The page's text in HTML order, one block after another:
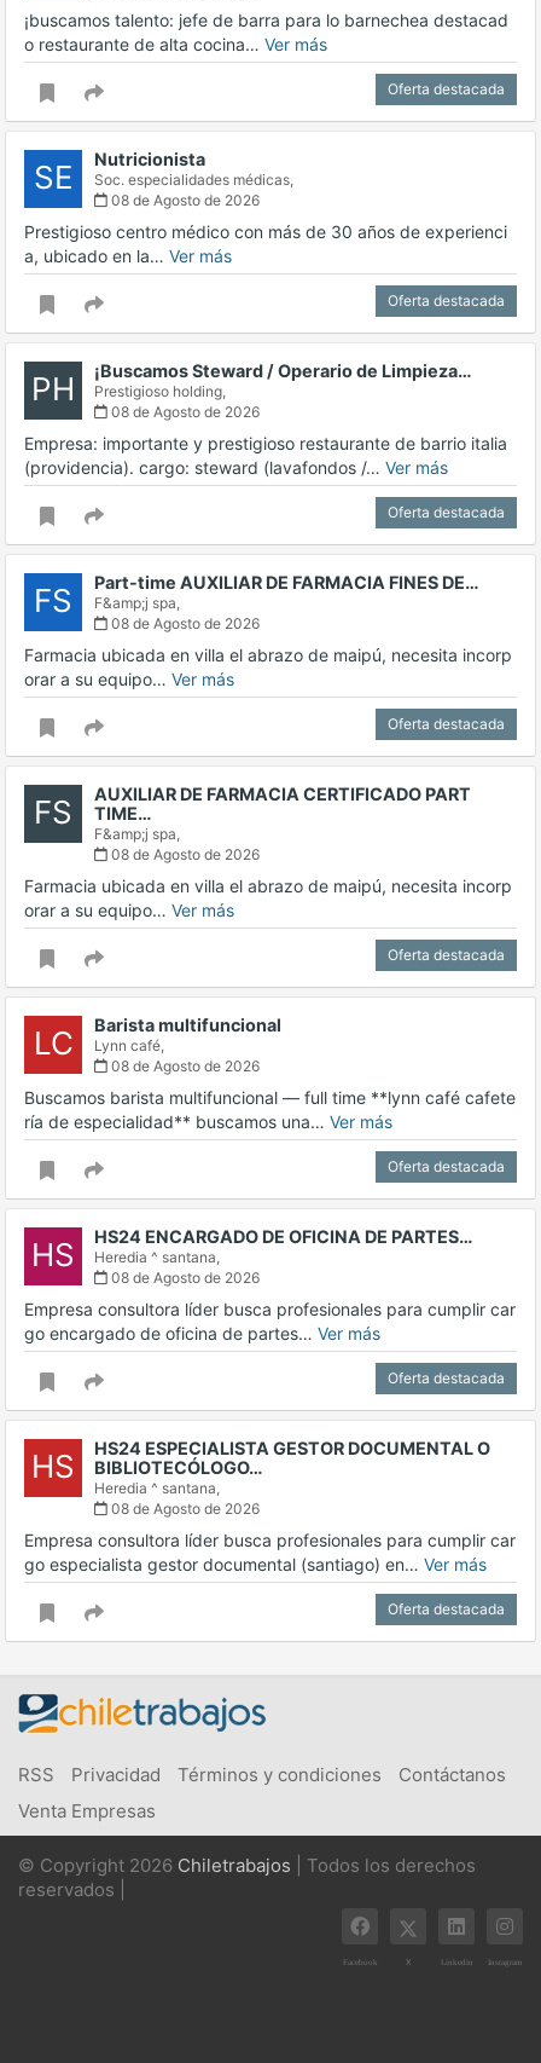
¡buscamos talento: jefe de barra para lo barnechea destacad
o restaurante de alta cocina… Ver más
Oferta destacada
SE Nutricionista
Soc. especialidades médicas,
08 de Agosto de 2026
Prestigioso centro médico con más de 30 años de experienci
a, ubicado en la… Ver más
Oferta destacada
PH ¡Buscamos Steward / Operario de Limpieza…
Prestigioso holding,
08 de Agosto de 2026
Empresa: importante y prestigioso restaurante de barrio italia
(providencia). cargo: steward (lavafondos /… Ver más
Oferta destacada
FS Part-time AUXILIAR DE FARMACIA FINES DE…
F&amp;j spa,
08 de Agosto de 2026
Farmacia ubicada en villa el abrazo de maipú, necesita incorp
orar a su equipo… Ver más
Oferta destacada
FS
AUXILIAR DE FARMACIA CERTIFICADO PART
TIME…
F&amp;j spa,
08 de Agosto de 2026
Farmacia ubicada en villa el abrazo de maipú, necesita incorp
orar a su equipo… Ver más
Oferta destacada
LC Barista multifuncional
Lynn café,
08 de Agosto de 2026
Buscamos barista multifuncional — full time **lynn café cafete
ría de especialidad** buscamos una… Ver más
Oferta destacada
HS HS24 ENCARGADO DE OFICINA DE PARTES…
Heredia ^ santana,
08 de Agosto de 2026
Empresa consultora líder busca profesionales para cumplir car
go encargado de oficina de partes… Ver más
Oferta destacada
HS
HS24 ESPECIALISTA GESTOR DOCUMENTAL O
BIBLIOTECÓLOGO…
Heredia ^ santana,
08 de Agosto de 2026
Empresa consultora líder busca profesionales para cumplir car
go especialista gestor documental (santiago) en… Ver más
Oferta destacada
RSS Privacidad Términos y condiciones
Contáctanos
Venta Empresas
© Copyright 2026 Chiletrabajos | Todos los derechos
reservados |
Facebook X Linkedin Instagram